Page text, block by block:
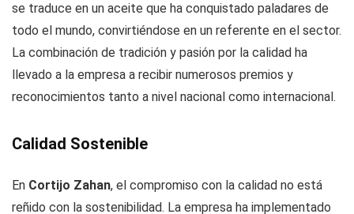
se traduce en un aceite que ha conquistado paladares de
todo el mundo, convirtiéndose en un referente en el sector.
La combinación de tradición y pasión por la calidad ha
llevado a la empresa a recibir numerosos premios y
reconocimientos tanto a nivel nacional como internacional.
Calidad Sostenible
En Cortijo Zahan, el compromiso con la calidad no está
reñido con la sostenibilidad. La empresa ha implementado